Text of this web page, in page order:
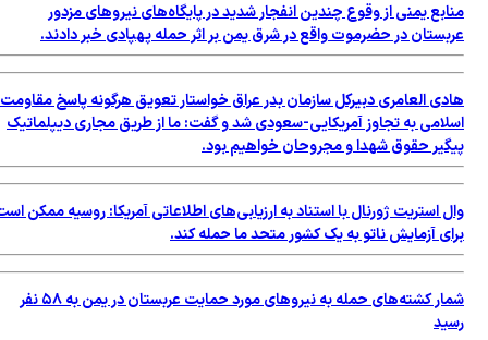
منابع یمنی از وقوع چندین انفجار شدید در پایگاه‌های نیروهای مزدور
عربستان در حضرموت واقع در شرق یمن بر اثر حمله پهپادی خبر دادند.
هادی العامری دبیرکل سازمان بدر عراق خواستار تعویق هرگونه پاسخ مقاومت
اسلامی به تجاوز آمریکایی-سعودی شد و گفت: ما از طریق مجاری دیپلماتیک
پیگیر حقوق شهدا و مجروحان خواهیم بود.
وال استریت ژورنال با استناد به ارزیابی‌های اطلاعاتی آمریکا: روسیه ممکن است
برای آزمایش ناتو به یک کشور متحد ما حمله کند.
شمار کشته‌های حمله به نیروهای مورد حمایت عربستان در یمن به ۵۸ نفر
رسید